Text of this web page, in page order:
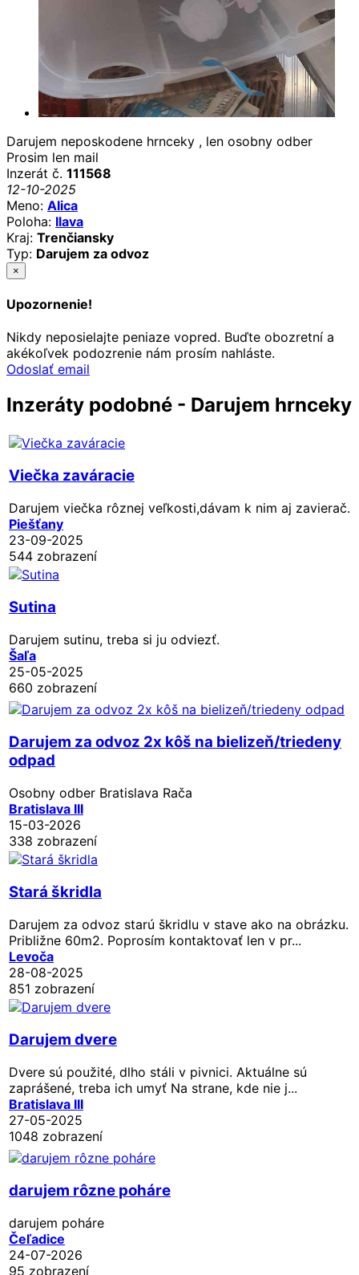
Darujem neposkodene hrnceky , len osobny odber
Prosim len mail
Inzerát č. 111568
12-10-2025
Meno: Alica
Poloha: Ilava
Kraj: Trenčiansky
Typ: Darujem za odvoz
×
Upozornenie!
Nikdy neposielajte peniaze vopred. Buďte obozretní a
akékoľvek podozrenie nám prosím nahláste.
Odoslať email
Inzeráty podobné - Darujem hrnceky
Viečka zaváracie
Darujem viečka rôznej veľkosti,dávam k nim aj zavierač.
Piešťany
23-09-2025
544 zobrazení
Sutina
Darujem sutinu, treba si ju odviezť.
Šaľa
25-05-2025
660 zobrazení
Darujem za odvoz 2x kôš na bielizeň/triedeny
odpad
Osobny odber Bratislava Rača
Bratislava III
15-03-2026
338 zobrazení
Stará škridla
Darujem za odvoz starú škridlu v stave ako na obrázku.
Približne 60m2. Poprosím kontaktovať len v pr...
Levoča
28-08-2025
851 zobrazení
Darujem dvere
Dvere sú použité, dlho stáli v pivnici. Aktuálne sú
zaprášené, treba ich umyť Na strane, kde nie j...
Bratislava III
27-05-2025
1048 zobrazení
darujem rôzne poháre
darujem poháre
Čeľadice
24-07-2026
95 zobrazení